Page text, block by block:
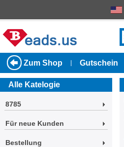
Zum Shop Gutschein
Alle Katelogie
8785
Für neue Kunden
Bestellung